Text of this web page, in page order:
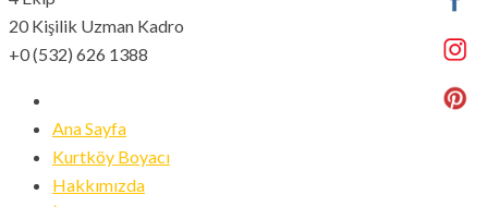
20 Kişilik Uzman Kadro
+0 (532) 626 1388
Ana Sayfa
Kurtköy Boyacı
Hakkımızda
ID